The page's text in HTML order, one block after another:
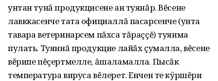
унтан тунă продукцисене ан туянăр. Вĕсене
лавккасенче тата официаллă пасарсенче (унта
тавара ветеринарсем пăхса тăраççĕ) туянма
пулать. Туяннă продукцие лайăх çумалла‚ вĕсене
вĕрипе пĕçертмелле, ăшаламалла. Пысăк
температура вируса вĕлерет. Енчен те кÿршĕри